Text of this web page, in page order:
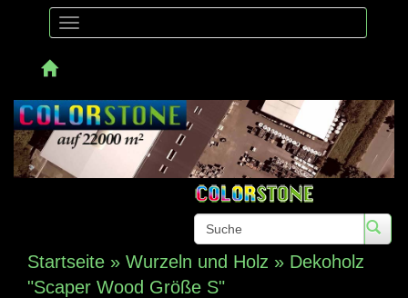
Toggle
Startseite » Wurzeln und Holz » Dekoholz
"Scaper Wood Größe S"